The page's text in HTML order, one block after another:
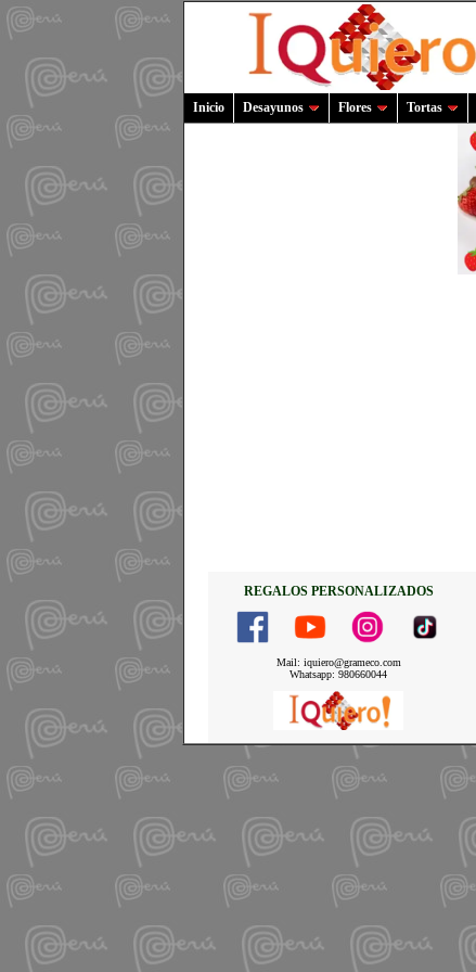
Inicio Desayunos Flores Tortas
REGALOS PERSONALIZADOS
Mail: iquiero@grameco.com
Whatsapp: 980660044